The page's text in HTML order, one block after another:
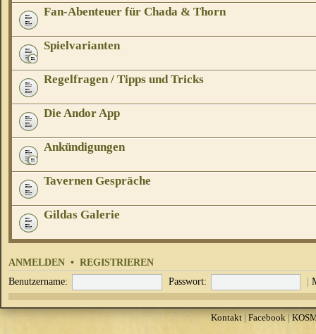
Fan-Abenteuer für Chada & Thorn
Spielvarianten
Regelfragen / Tipps und Tricks
Die Andor App
Ankündigungen
Tavernen Gespräche
Gildas Galerie
ANMELDEN • REGISTRIEREN
Benutzername: Passwort: |
Kontakt| Facebook|